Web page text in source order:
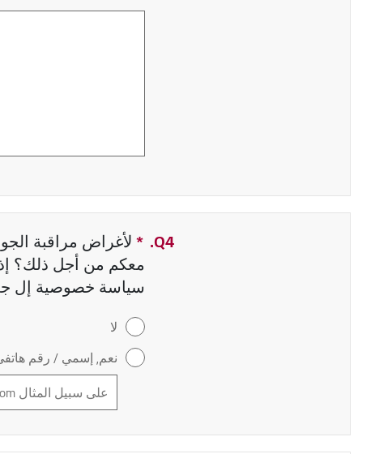
Q4.
* حقل مطلوب
لأغراض مراقبة
معكم من أجل ذلك؟
سياسة خصوصية إل
لا
نعم, إسمي / رقم